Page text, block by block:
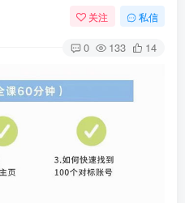
关注 私信
0 133 14